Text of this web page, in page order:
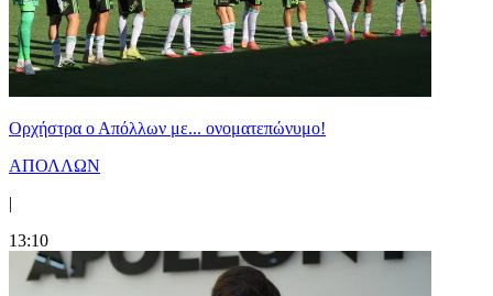
Ορχήστρα o Aπόλλων με... ονοματεπώνυμο!
ΑΠΟΛΛΩΝ
|
13:10